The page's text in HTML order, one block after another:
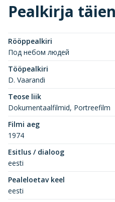
Pealkirja
Rööppealkiri
Под небом людей
Tööpealkiri
D. Vaarandi
Teose liik
Dokumentaalfilmid, Portreefilm
Filmi aeg
1974
Esitlus / dialoog
eesti
Pealeloetav keel
eesti